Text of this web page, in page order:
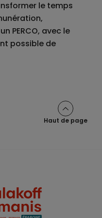
le temps
PERCO, avec le
possible de
Haut de page